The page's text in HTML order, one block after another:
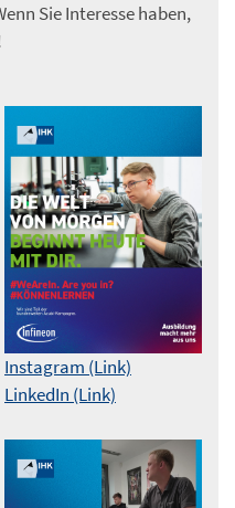
Sie Interesse haben,
Instagram (Link)
LinkedIn (Link)